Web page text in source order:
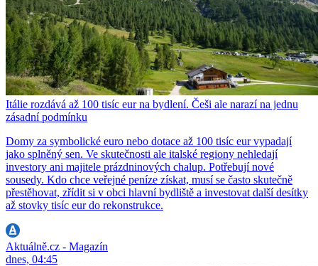
Itálie rozdává až 100 tisíc eur na bydlení. Češi ale narazí na jednu
zásadní podmínku
Domy za symbolické euro nebo dotace až 100 tisíc eur vypadají
jako splněný sen. Ve skutečnosti ale italské regiony nehledají
investory ani majitele prázdninových chalup. Potřebují nové
sousedy. Kdo chce veřejné peníze získat, musí se často skutečně
přestěhovat, zřídit si v obci hlavní bydliště a investovat další desítky
až stovky tisíc eur do rekonstrukce.
Aktuálně.cz - Magazín
dnes, 04:45